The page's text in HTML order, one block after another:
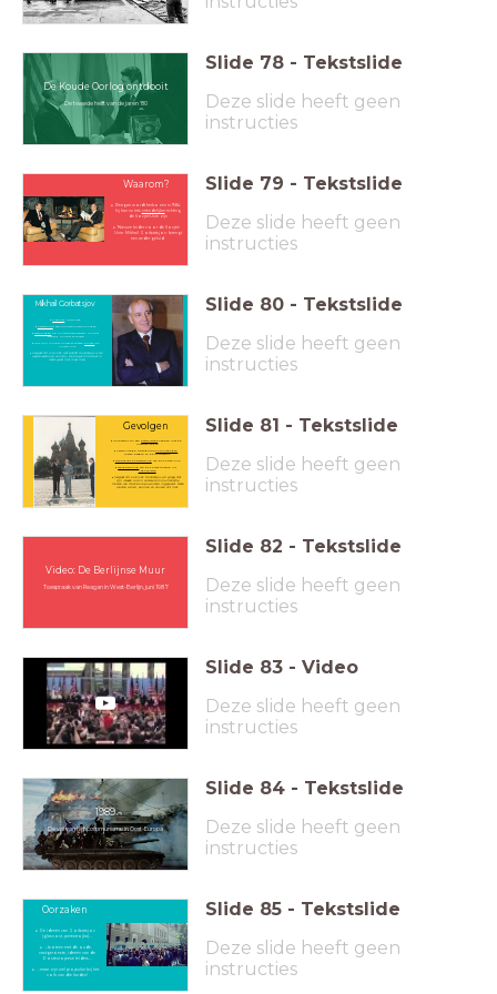
De Koude Oorlog ontdooit
De tweede helft van de jaren '80
Slide 78 - Tekstslide
Deze slide heeft geen
instructies
Waarom?
Reagan wordt herkozen in 1984:
hij kan nu iets vriendelijkerrichting
de Sovjet-Unie zijn
Nieuwe leider voor de Sovjet-
Unie: Mikhail
Gorbatsjov: brengt
een ander geluid
Slide 79 - Tekstslide
Deze slide heeft geen
instructies
Mikhail Gorbatsjov
Glasnost : openheid
Perestrojka: economische hervormingen
Bezuinigen op militaire activiteiten: minder
wapens, minder soldaten.
Dus ook minder Sovjet-soldatenbuiten de
Sovjet-Unie
Vergeet dit ook niet: wat betreft Gorbatsjov is de
wapenwedloop voorbij. De Sovjet-Unie doet in
ieder geval niet meer mee.
Slide 80 - Tekstslide
Deze slide heeft geen
instructies
Gevolgen
Gorbatsjov wil eenbetere relatiehebben met de
Westerse landen
Verschillende, belangrijkeontmoetingen
tussen Reagan en de Gorbatsjov
Eenzijdige ontwapeningvan de Sovjet-Unie
Terugtrekking van de Sovjet-troepen uit
Afghanistan
Vergeet dit ook niet: Gorbatsjov wil graag dat
zijn ideeën ook in andere communistische
landen van Oost-Europa worden ingevoerd. Deze
landen willen, kunnen en durven dit niet.
Slide 81 - Tekstslide
Deze slide heeft geen
instructies
Video: De Berlijnse Muur
Toespraak van Reagan in West-Berlijn, juni 1987
Slide 82 - Tekstslide
Deze slide heeft geen
instructies
Slide 83 - Video
Deze slide heeft geen
instructies
1989
De val van het communisme in Oost-Europa
Slide 84 - Tekstslide
Deze slide heeft geen
instructies
Oorzaken
De ideeën van Gorbatsjov
(glasnost, perestrojka)...
...botsen met de oude,
vastgeroeste, ideeën van de
Oosteuropese leiders...
...maar zijn wél populair bij het
volk van die landen!
Slide 85 - Tekstslide
Deze slide heeft geen
instructies